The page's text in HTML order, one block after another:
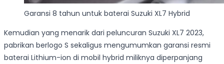
Garansi 8 tahun untuk baterai Suzuki XL7 Hybrid
Kemudian yang menarik dari peluncuran Suzuki XL7 2023,
pabrikan berlogo S sekaligus mengumumkan garansi resmi
baterai Lithium-ion di mobil hybrid miliknya diperpanjang